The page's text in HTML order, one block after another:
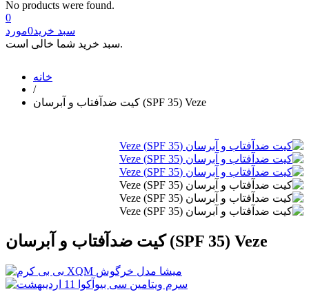
No products were found.
0
سبد خرید0مورد
سبد خرید شما خالی است.
خانه
/
کیت ضدآفتاب و آبرسان (SPF 35) Veze
کیت ضدآفتاب و آبرسان (SPF 35) Veze